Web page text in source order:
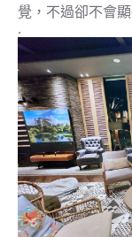
覺，不過卻不會
.